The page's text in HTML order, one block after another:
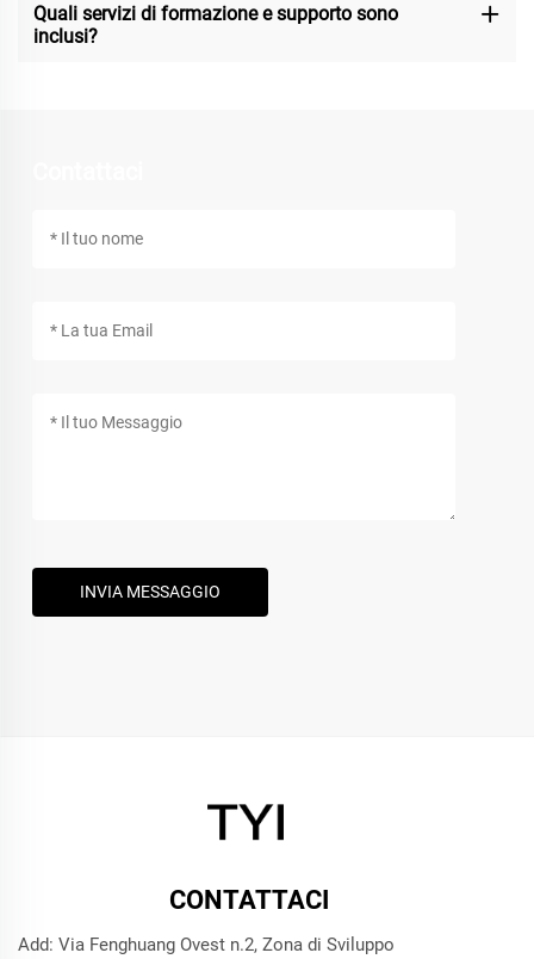
Quali servizi di formazione e supporto sono
inclusi?
INVIA MESSAGGIO
CONTATTACI
Add: Via Fenghuang Ovest n.2, Zona di Sviluppo